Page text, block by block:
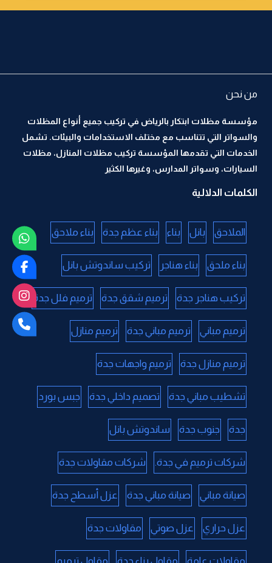
من نحن
مؤسسة مظلات ابتكار بالرياض في تركيب جميع أنواع المظلات
والسواتر التي تتناسب مع مختلف الاستخدامات والبيئات. تشمل
الخدمات التي تقدمها المؤسسة تركيب مظلات المنازل، مظلات
السيارات، وسواتر المدارس، وغيرها الكثير
الكلمات الدلالية
الملاحق بانل بناء بناء عظم جدة بناء ملاحق
بناء ملحق بناء هناجر تركيب ساندوتش بانل
تركيب هناجر جدة ترميم شقق جدة ترميم فلل جدة
ترميم مباني ترميم مباني جدة ترميم منازل
ترميم منازل جدة ترميم واجهات جدة
تشطيب مباني جدة تصميم داخلي جدة جبس بورد
جدة جنوب جدة ساندوتش بانل
شركات ترميم في جدة. شركات مقاولات جدة
صيانة مباني صيانة مباني جدة عزل أسطح جدة
عزل حراري عزل صوتي مقاولات جدة